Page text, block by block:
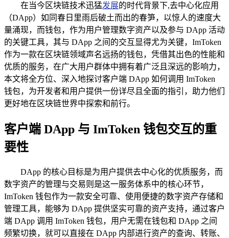
在当今区块链技术迅猛发展的时代背景下,去中心化应用
（DApp）如同春日里雨后破土而出的春笋，以惊人的速度大
量涌现，而钱包，作为用户管理数字资产以及参与 DApp 活动
的关键工具，其与 DApp 之间的交互显得尤为关键，ImToken
作为一款在区块链领域声名远扬的钱包，凭借其出色的性能和
优质的服务，在广大用户群体中拥有着广泛且深远的影响力，
本文将全方位、深入地探讨客户端 DApp 如何调用 ImToken
钱包，为开发者和用户提供一份详尽且全面的指引，助力他们
更好地在区块链世界中探索和前行。
客户端 DApp 与 ImToken 钱包交互的重
要性
DApp 的核心目标是为用户提供去中心化的优质服务，而
数字资产的管理与交易则是这一服务体系中的核心环节，
ImToken 钱包作为一款安全可靠、使用便捷的数字资产存储和
管理工具，能够为 DApp 提供坚实可靠的资产支持，通过客户
端 DApp 调用 ImToken 钱包，用户无需在钱包和 DApp 之间
频繁切换，就可以直接在 DApp 内部进行资产的查询、转账、